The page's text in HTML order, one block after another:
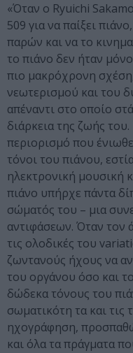
«Όταν ο Ryuichi
509 για να παίξει
παρών και να το
το πιάνο δεν ήταν
πιο μακρόχρονη
νεωτερισμού και του
απέναντι στο οποίο
διάρκεια της ζωής
περιορισμό που
τόνοι του πιάνου,
ηλεκτρονική μουσική
πιάνο υπήρχε πάντα
σώματός του – μια
αντιφάσεων. Όταν τον
τις ολοδικές του
ζωντανούς ήχους να
του οργάνου όσο και
δώδεκα τόνους του
σωματικότη τα και
ηχογράφηση,
και όλα τα πράγματα